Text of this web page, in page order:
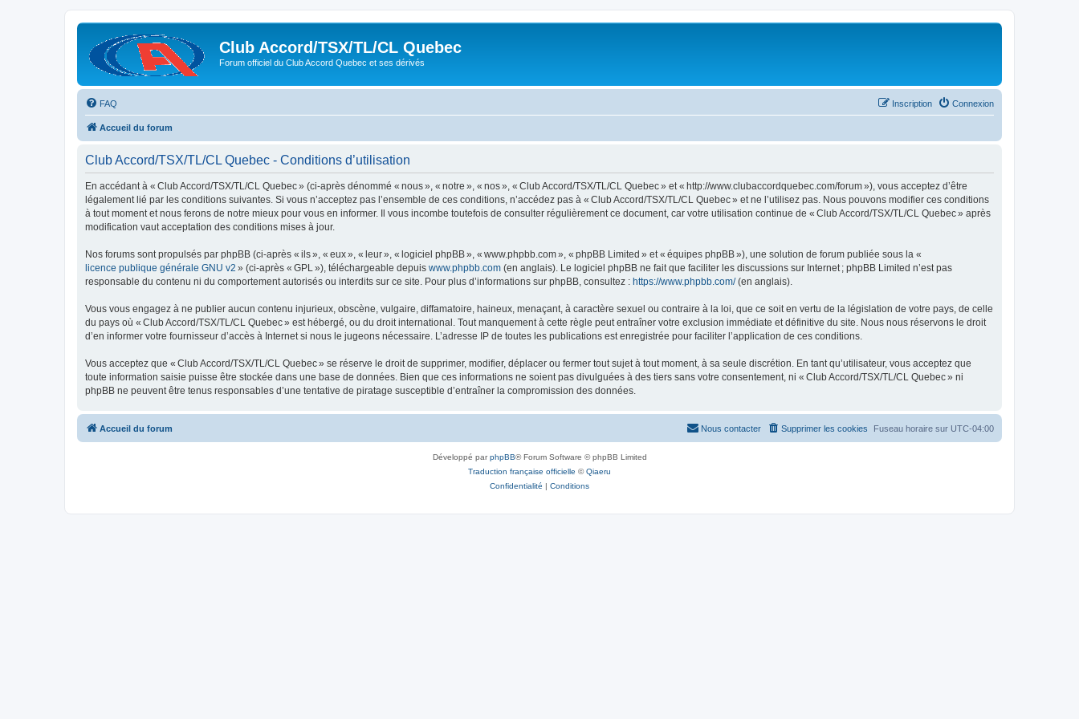
Club Accord/TSX/TL/CL Quebec
Forum officiel du Club Accord Quebec et ses dérivés
FAQ Connexion
Inscription
Accueil du forum
Club Accord/TSX/TL/CL Quebec - Conditions d’utilisation
En accédant à « Club Accord/TSX/TL/CL Quebec » (ci-après dénommé « nous », « notre », « nos », « Club Accord/TSX/TL/CL Quebec » et « http://www.clubaccordquebec.com/forum »), vous acceptez d’être
légalement lié par les conditions suivantes. Si vous n’acceptez pas l’ensemble de ces conditions, n’accédez pas à « Club Accord/TSX/TL/CL Quebec » et ne l’utilisez pas. Nous pouvons modifier ces conditions
à tout moment et nous ferons de notre mieux pour vous en informer. Il vous incombe toutefois de consulter régulièrement ce document, car votre utilisation continue de « Club Accord/TSX/TL/CL Quebec » après
modification vaut acceptation des conditions mises à jour.
Nos forums sont propulsés par phpBB (ci-après « ils », « eux », « leur », « logiciel phpBB », « www.phpbb.com », « phpBB Limited » et « équipes phpBB »), une solution de forum publiée sous la «
licence publique générale GNU v2 » (ci-après « GPL »), téléchargeable depuis www.phpbb.com (en anglais). Le logiciel phpBB ne fait que faciliter les discussions sur Internet ; phpBB Limited n’est pas
responsable du contenu ni du comportement autorisés ou interdits sur ce site. Pour plus d’informations sur phpBB, consultez : https://www.phpbb.com/(en anglais).
Vous vous engagez à ne publier aucun contenu injurieux, obscène, vulgaire, diffamatoire, haineux, menaçant, à caractère sexuel ou contraire à la loi, que ce soit en vertu de la législation de votre pays, de celle
du pays où « Club Accord/TSX/TL/CL Quebec » est hébergé, ou du droit international. Tout manquement à cette règle peut entraîner votre exclusion immédiate et définitive du site. Nous nous réservons le droit
d’en informer votre fournisseur d’accès à Internet si nous le jugeons nécessaire. L’adresse IP de toutes les publications est enregistrée pour faciliter l’application de ces conditions.
Vous acceptez que « Club Accord/TSX/TL/CL Quebec » se réserve le droit de supprimer, modifier, déplacer ou fermer tout sujet à tout moment, à sa seule discrétion. En tant qu’utilisateur, vous acceptez que
toute information saisie puisse être stockée dans une base de données. Bien que ces informations ne soient pas divulguées à des tiers sans votre consentement, ni « Club Accord/TSX/TL/CL Quebec » ni
phpBB ne peuvent être tenus responsables d’une tentative de piratage susceptible d’entraîner la compromission des données.
Accueil du forum Fuseau horaire sur UTC-04:00
Supprimer les cookies
Nous contacter
Développé parphpBB® Forum Software © phpBB Limited
Traduction française officielle ©Qiaeru
Confidentialité | Conditions